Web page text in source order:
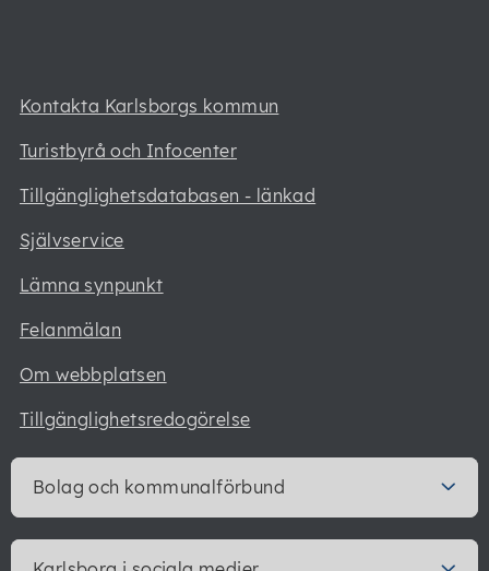
Kontakta Karlsborgs kommun
Turistbyrå och Infocenter
Tillgänglighetsdatabasen - länkad
Självservice
Lämna synpunkt
Felanmälan
Om webbplatsen
Tillgänglighetsredogörelse
Bolag och kommunalförbund